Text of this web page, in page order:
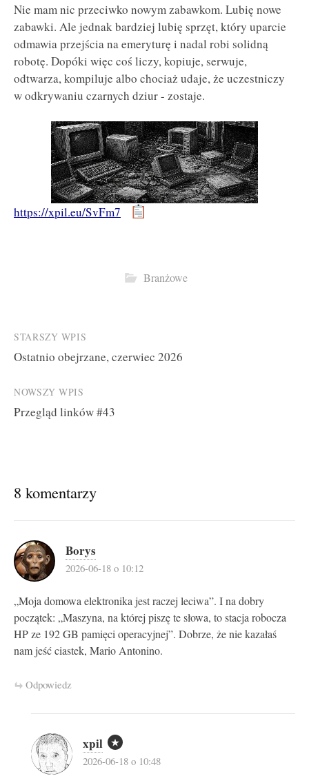
Nie mam nic przeciwko nowym zabawkom. Lubię nowe
zabawki. Ale jednak bardziej lubię sprzęt, który uparcie
odmawia przejścia na emeryturę i nadal robi solidną
robotę. Dopóki więc coś liczy, kopiuje, serwuje,
odtwarza, kompiluje albo chociaż udaje, że uczestniczy
w odkrywaniu czarnych dziur - zostaje.
https://xpil.eu/SvFm7
Branżowe
Post
navigation
STARSZY WPIS
Ostatnio obejrzane, czerwiec 2026
NOWSZY WPIS
Przegląd linków #43
8 komentarzy
Borys
2026-06-18 o 10:12
„Moja domowa elektronika jest raczej leciwa”. I na dobry
początek: „Maszyna, na której piszę te słowa, to stacja robocza
HP ze 192 GB pamięci operacyjnej”. Dobrze, że nie kazałaś
nam jeść ciastek, Mario Antonino.
Odpowiedz
xpil
2026-06-18 o 10:48